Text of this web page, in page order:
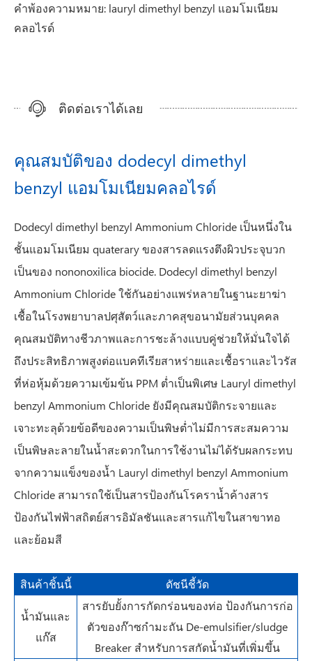
คำพ้องความหมาย: lauryl dimethyl benzyl แอมโมเนียม
คลอไรด์
ติดต่อเราได้เลย
คุณสมบัติของ dodecyl dimethyl
benzyl แอมโมเนียมคลอไรด์
Dodecyl dimethyl benzyl Ammonium Chloride เป็นหนึ่งใน
ชั้นแอมโมเนียม quaterary ของสารลดแรงตึงผิวประจุบวก
เป็นของ nononoxilica biocide. Dodecyl dimethyl benzyl
Ammonium Chloride ใช้กันอย่างแพร่หลายในฐานะยาฆ่า
เชื้อในโรงพยาบาลปศุสัตว์และภาคสุขอนามัยส่วนบุคคล
คุณสมบัติทางชีวภาพและการชะล้างแบบคู่ช่วยให้มั่นใจได้
ถึงประสิทธิภาพสูงต่อแบคทีเรียสาหร่ายและเชื้อราและไวรัส
ที่ห่อหุ้มด้วยความเข้มข้น PPM ต่ำเป็นพิเศษ Lauryl dimethyl
benzyl Ammonium Chloride ยังมีคุณสมบัติกระจายและ
เจาะทะลุด้วยข้อดีของความเป็นพิษต่ำไม่มีการสะสมความ
เป็นพิษละลายในน้ำสะดวกในการใช้งานไม่ได้รับผลกระทบ
จากความแข็งของน้ำ Lauryl dimethyl benzyl Ammonium
Chloride สามารถใช้เป็นสารป้องกันโรคราน้ำค้างสาร
ป้องกันไฟฟ้าสถิตย์สารอิมัลชันและสารแก้ไขในสาขาทอ
และย้อมสี
สินค้าชิ้นนี้ ดัชนีชี้วัด
น้ำมันและ
แก๊ส
สารยับยั้งการกัดกร่อนของท่อ ป้องกันการก่อ
ตัวของก๊าซกำมะถัน De-emulsifier/sludge
Breaker สำหรับการสกัดน้ำมันที่เพิ่มขึ้น